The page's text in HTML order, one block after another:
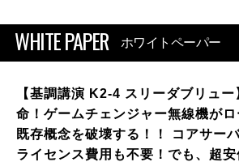
WHITE PAPER ホワイトペーパー
【基調講演 K2-4 スリーダブリュ
命！ゲームチェンジャー無線機が
既存概念を破壊する！！ コアサー
ライセンス費用も不要！でも、超